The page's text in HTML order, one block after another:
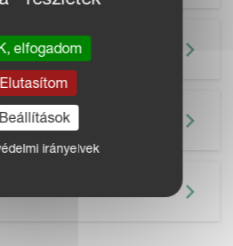
elfogadom
Elutasítom
Beállítások
irányelvek